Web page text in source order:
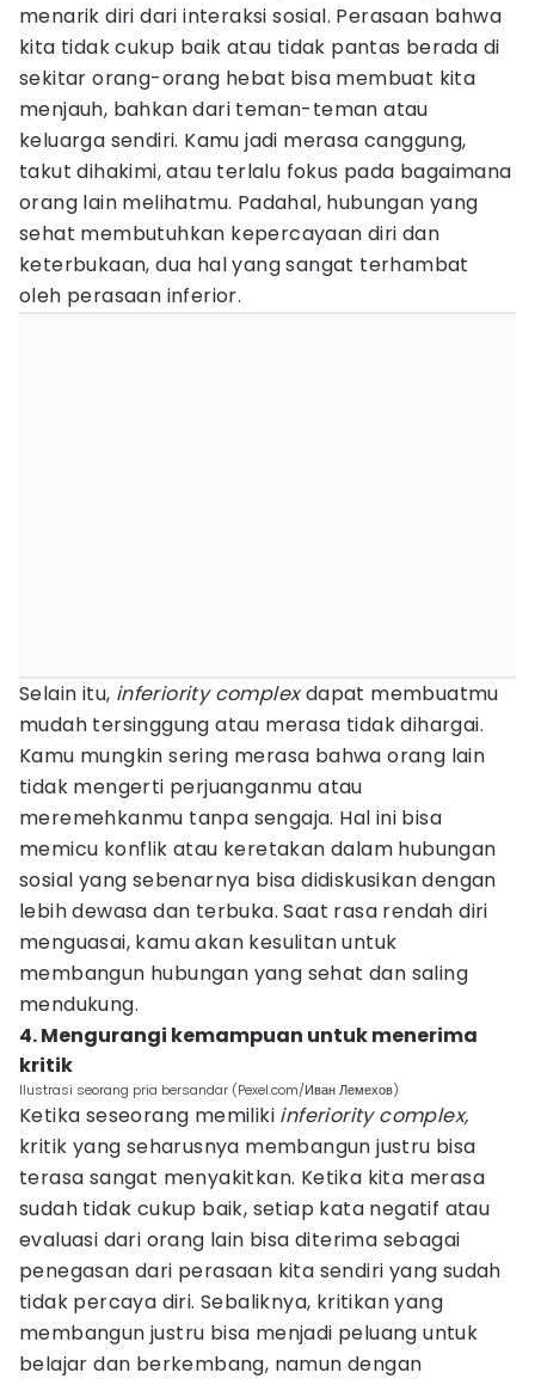
menarik diri dari interaksi sosial. Perasaan bahwa
kita tidak cukup baik atau tidak pantas berada di
sekitar orang-orang hebat bisa membuat kita
menjauh, bahkan dari teman-teman atau
keluarga sendiri. Kamu jadi merasa canggung,
takut dihakimi, atau terlalu fokus pada bagaimana
orang lain melihatmu. Padahal, hubungan yang
sehat membutuhkan kepercayaan diri dan
keterbukaan, dua hal yang sangat terhambat
oleh perasaan inferior.
Selain itu, inferiority complexdapat membuatmu
mudah tersinggung atau merasa tidak dihargai.
Kamu mungkin sering merasa bahwa orang lain
tidak mengerti perjuanganmu atau
meremehkanmu tanpa sengaja. Hal ini bisa
memicu konflik atau keretakan dalam hubungan
sosial yang sebenarnya bisa didiskusikan dengan
lebih dewasa dan terbuka. Saat rasa rendah diri
menguasai, kamu akan kesulitan untuk
membangun hubungan yang sehat dan saling
mendukung.
4. Mengurangi kemampuan untuk menerima
kritik
Ilustrasi seorang pria bersandar (Pexel.com/Иван Лемехов)
Ketika seseorang memiliki inferiority complex,
kritik yang seharusnya membangun justru bisa
terasa sangat menyakitkan. Ketika kita merasa
sudah tidak cukup baik, setiap kata negatif atau
evaluasi dari orang lain bisa diterima sebagai
penegasan dari perasaan kita sendiri yang sudah
tidak percaya diri. Sebaliknya, kritikan yang
membangun justru bisa menjadi peluang untuk
belajar dan berkembang, namun dengan